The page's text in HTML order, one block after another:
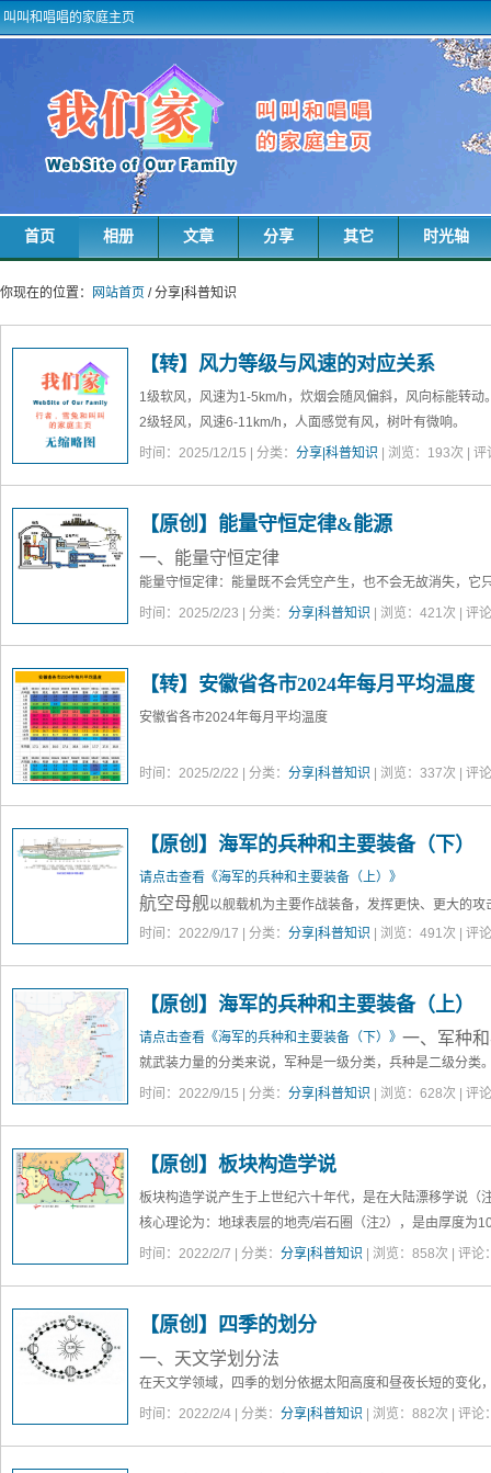
叫叫和唱唱的家庭主页
首页 相册 文章 分享 其它 时光轴
你现在的位置： 网站首页 / 分享|科普知识
【转】风力等级与风速的对应关系
1级软风，风速为1-5km/h，炊烟会随风偏斜，风向标能转动
2级轻风，风速6-11km/h，人面感觉有风，树叶有微响。
3级微风，风速12-19km/h，树叶及微枝摆动不息，旗帜展开
6级强风，风速39-49km/h，大树枝摆动，电线呼呼有声。
7级疾风，风速50-61km/h，全树摇动，迎风步行感觉不便。
时间：2025/12/15 | 分类： 分享|科普知识 | 浏览： 193次 | 评
【原创】能量守恒定律&能源
一、能量守恒定律
能量守恒定律：能量既不会凭空产生，也不会无故消失，它
个物体转移到其它物体，在转化或转移的过程中，能量的总
时间：2025/2/23 | 分类： 分享|科普知识 | 浏览： 421次 | 评
【转】安徽省各市2024年每月平均温度
安徽省各市2024年每月平均温度
时间：2025/2/22 | 分类： 分享|科普知识 | 浏览： 337次 | 评
【原创】海军的兵种和主要装备（下）
请点击查看《海军的兵种和主要装备（上）》
航空母舰以舰载机为主要作战装备，发挥更快、更大的
等设施的情况下，发动远程打击。航母通常和巡洋舰、驱逐
运输机、搜救直升机等等。按吨位（排水量），可以分为
（30000-60000吨）、小型航母（30000吨以下），按动力
母。
时间：2022/9/17 | 分类： 分享|科普知识 | 浏览： 491次 | 评
【原创】海军的兵种和主要装备（上）
请点击查看《海军的兵种和主要装备（下）》 一、军种
就武装力量的分类来说， 军种是一级分类， 兵种是二级分类
一般来说，军种可以分为 陆军、海军、空军三大类。基本上
时间：2022/9/15 | 分类： 分享|科普知识 | 浏览： 628次 | 评
【原创】板块构造学说
板块构造学说产生于上世纪六十年代，是在大陆漂移学说 （
核心理论为：地球表层的地壳/岩石圈
（注2）
，是由厚度为
大板块组成的。这些板块就像冰山漂浮在海面上一样，在位
时间：2022/2/7 | 分类： 分享|科普知识 | 浏览： 858次 | 评论
【原创】四季的划分
一、天文学划分法
在天文学领域，四季的划分依据太阳高度和昼夜长短的变化
应的时段。太阳高度最高，白昼最长的季节就是夏季，太阳
时间：2022/2/4 | 分类： 分享|科普知识 | 浏览： 882次 | 评论